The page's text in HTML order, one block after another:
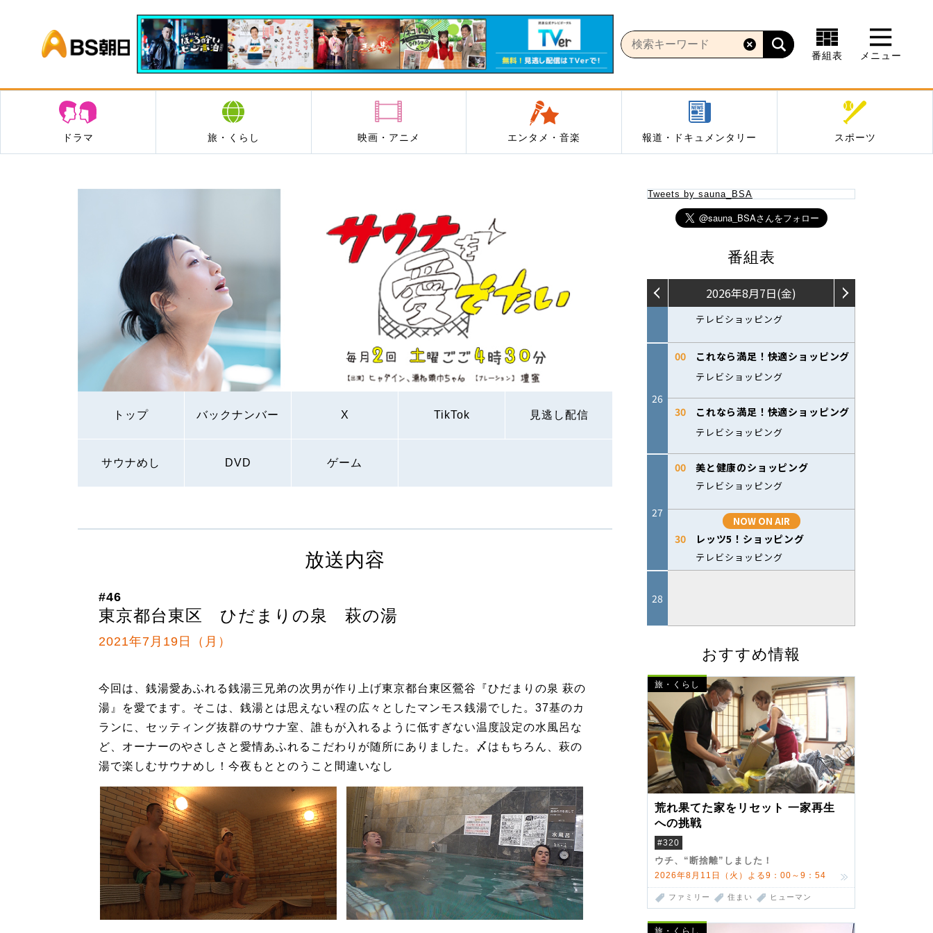
BS朝日
番組表 メニュー
ドラマ 旅・くらし 映画・アニメ エンタメ・音楽 報道・ドキュメンタリー スポーツ
トップ バックナンバー X TikTok 見逃し配信
サウナめし DVD ゲーム
Tweets by sauna_BSA
番組表
おすすめ情報
旅・くらし
荒れ果てた家をリセット 一家再生
への挑戦
#320
ウチ、“断捨離”しました！
2026年8月11日（火）よる9：00～9：54
ファミリー 住まい ヒューマン
旅・くらし
放送内容
#46
東京都台東区 ひだまりの泉 萩の湯
2021年7月19日（月）
今回は、銭湯愛あふれる銭湯三兄弟の次男が作り上げ東京都台東区鶯谷『ひだまりの泉 萩の
湯』を愛でます。そこは、銭湯とは思えない程の広々としたマンモス銭湯でした。37基のカ
ランに、セッティング抜群のサウナ室、誰もが入れるように低すぎない温度設定の水風呂な
ど、オーナーのやさしさと愛情あふれるこだわりが随所にありました。〆はもちろん、萩の
湯で楽しむサウナめし！今夜もととのうこと間違いなし